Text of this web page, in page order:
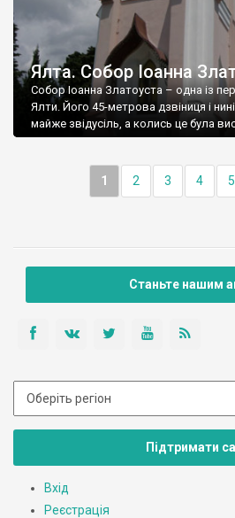
Ялта. Собор Іоанна
Собор Іоанна Златоуста – одна із
Ялти. Його 45-метрова дзвіниця і
майже звідусіль, а колись це була
1 2 3 4 5
Станьте нашим
Підтримати
Вхід
Реєстрація